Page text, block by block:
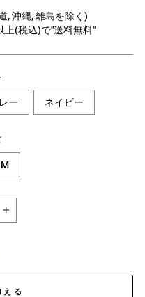
, 沖縄, 離島を除く)
(税込)で"送料無料"
ー ネイビー
M
+
える